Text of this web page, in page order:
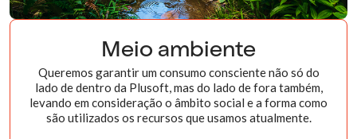
Meio ambiente
Queremos garantir um consumo consciente não só do
lado de dentro da Plusoft, mas do lado de fora também,
levando em consideração o âmbito social e a forma como
são utilizados os recursos que usamos atualmente.